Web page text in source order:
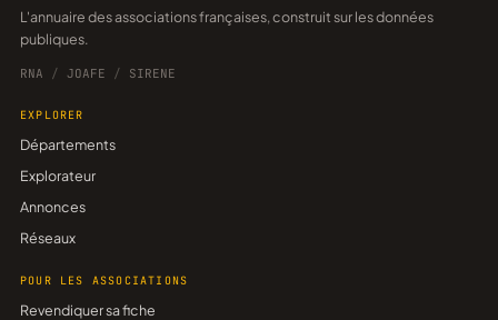
L'annuaire des associations françaises, construit sur les données
publiques.
RNA / JOAFE / SIRENE
EXPLORER
Départements
Explorateur
Annonces
Réseaux
POUR LES ASSOCIATIONS
Revendiquer sa fiche